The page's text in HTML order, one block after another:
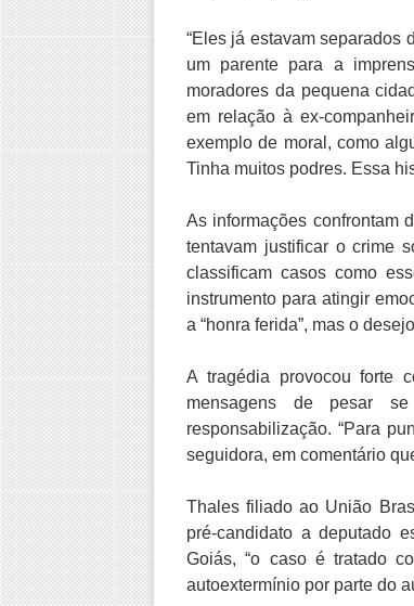
“Eles já estavam separados
um parente para a
moradores da pequena
em relação à ex-
exemplo de moral, como
Tinha muitos podres. Essa
As informações confrontam
tentavam justificar o crime
classificam casos como
instrumento para atingir
a “honra ferida”, mas o
A tragédia provocou forte
mensagens de pesar
responsabilização. “Para
seguidora, em comentário
Thales filiado ao União
pré-candidato a deputado
Goiás, “o caso é tratado
autoextermínio por parte do